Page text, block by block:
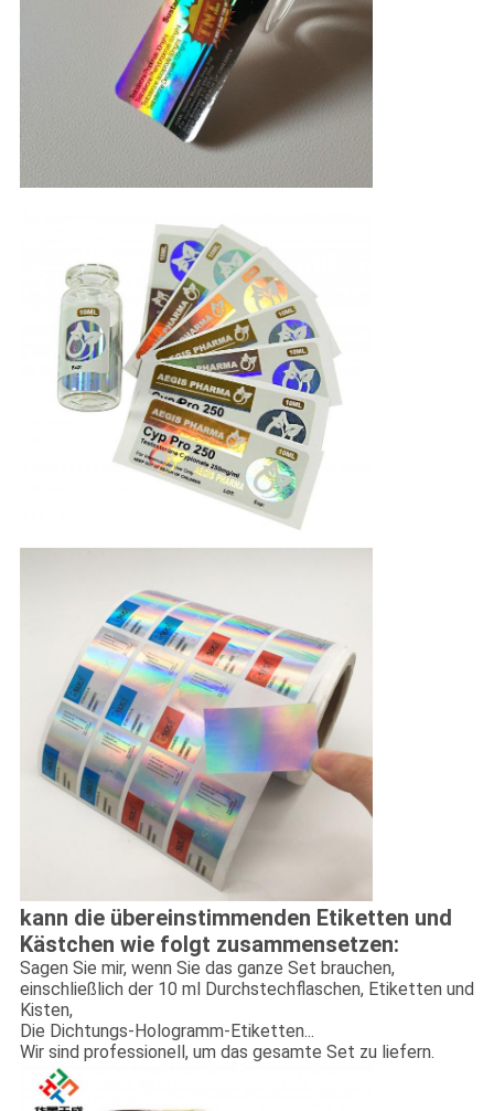
kann die übereinstimmenden Etiketten und
Kästchen wie folgt zusammensetzen:
Sagen Sie mir, wenn Sie das ganze Set brauchen,
einschließlich der 10 ml Durchstechflaschen, Etiketten und
Kisten,
Die Dichtungs-Hologramm-Etiketten...
Wir sind professionell, um das gesamte Set zu liefern.